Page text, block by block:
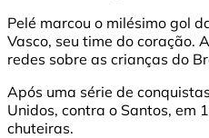
Pelé marcou o milésimo gol
Vasco, seu time do coração.
redes sobre as crianças do
Após uma série de
Unidos, contra o Santos, em
chuteiras.